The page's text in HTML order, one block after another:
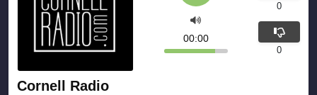
Cornell Radio
00:00
0
0